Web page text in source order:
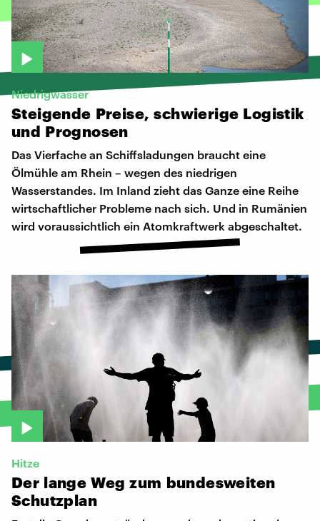
Niedrigwasser
Steigende Preise, schwierige Logistik
und Prognosen
Das Vierfache an Schiffsladungen braucht eine
Ölmühle am Rhein – wegen des niedrigen
Wasserstandes. Im Inland zieht das Ganze eine Reihe
wirtschaftlicher Probleme nach sich. Und in Rumänien
wird voraussichtlich ein Atomkraftwerk abgeschaltet.
Hitze
Der lange Weg zum bundesweiten
Schutzplan